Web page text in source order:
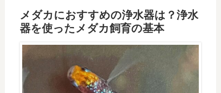
メダカにおすすめの浄水器は？浄水
器を使ったメダカ飼育の基本